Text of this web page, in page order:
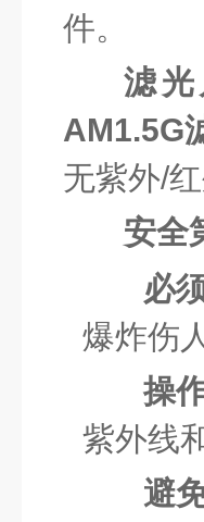
件。
滤
AM1.5G
无紫外/
安全
必
爆炸伤
操
紫外线
避